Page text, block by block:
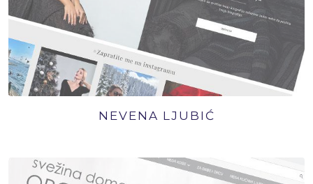
NEVENA LJUBIĆ